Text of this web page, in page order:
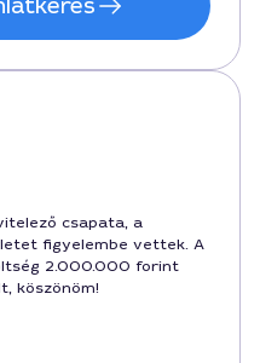
csapata, a
figyelembe vettek. A
2.000.000 forint
köszönöm!